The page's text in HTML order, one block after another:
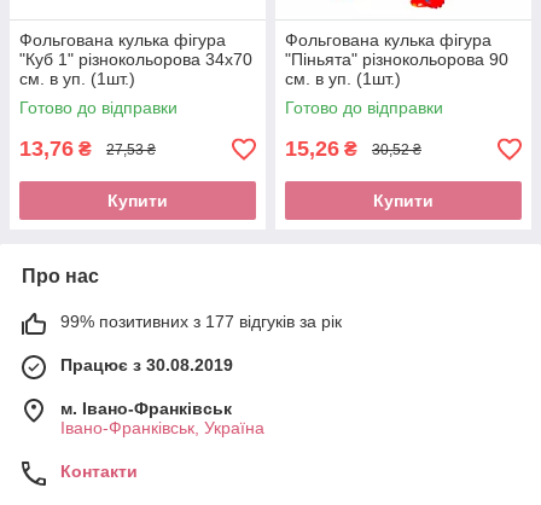
Фольгована кулька фігура
"Куб 1" різнокольорова 34х70
см. в уп. (1шт.)
Готово до відправки
13,76 ₴ 27,53 ₴
Купити
Фольгована кулька фігура
"Піньята" різнокольорова 90
см. в уп. (1шт.)
Готово до відправки
15,26 ₴ 30,52 ₴
Купити
Про нас
99% позитивних з 177 відгуків за рік
Працює з 30.08.2019
м. Івано-Франківськ
Івано-Франківськ, Україна
Контакти